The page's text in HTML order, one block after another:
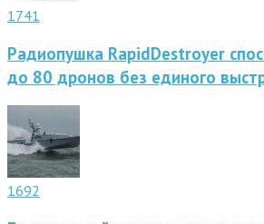
1741
Радиопушка RapidDestroyer
до 80 дронов без единого
1692